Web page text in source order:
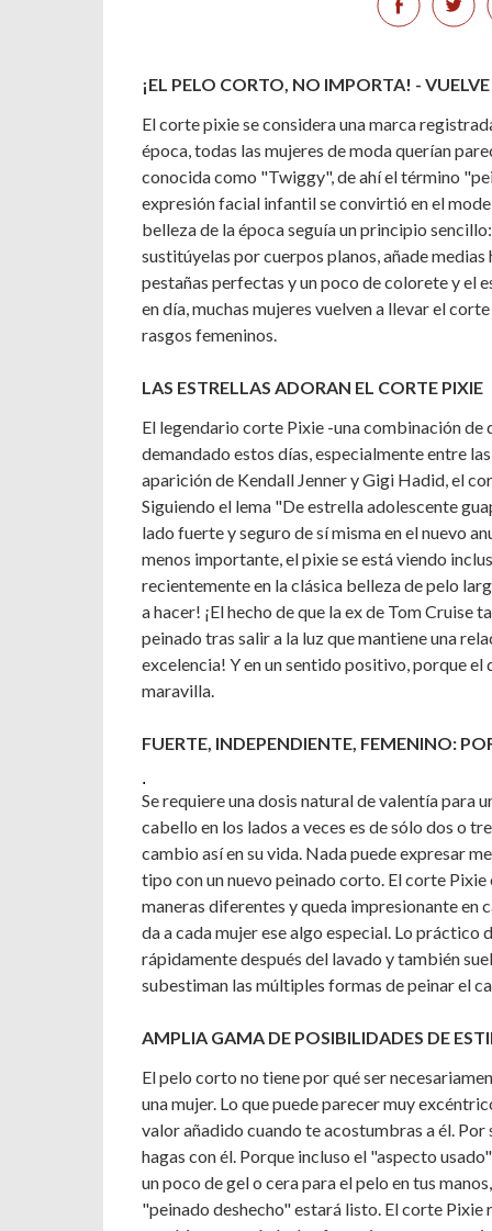
¡EL PELO CORTO, NO IMPORTA! -
El corte pixie se considera una marca
época, todas las mujeres de moda querían
conocida como "Twiggy", de ahí el término
expresión facial infantil se convirtió en el
belleza de la época seguía un principio
sustitúyelas por cuerpos planos, añade
pestañas perfectas y un poco de colorete y el
en día, muchas mujeres vuelven a llevar el
rasgos femeninos.
LAS ESTRELLAS ADORAN EL CORTE PIXIE
El legendario corte Pixie -una combinación
demandado estos días, especialmente entre
aparición de Kendall Jenner y Gigi Hadid, el
Siguiendo el lema "De estrella adolescente
lado fuerte y seguro de sí misma en el nuevo
menos importante, el pixie se está viendo
recientemente en la clásica belleza de pelo
a hacer! ¡El hecho de que la ex de Tom
peinado tras salir a la luz que mantiene una
excelencia! Y en un sentido positivo, porque
maravilla.
FUERTE, INDEPENDIENTE, FEMENINO:
.
Se requiere una dosis natural de valentía para
cabello en los lados a veces es de sólo dos o
cambio así en su vida. Nada puede expresar
tipo con un nuevo peinado corto. El corte
maneras diferentes y queda impresionante en
da a cada mujer ese algo especial. Lo práctico
rápidamente después del lavado y también
subestiman las múltiples formas de peinar el
AMPLIA GAMA DE POSIBILIDADES DE
El pelo corto no tiene por qué ser
una mujer. Lo que puede parecer muy
valor añadido cuando te acostumbras a él.
hagas con él. Porque incluso el "aspecto
un poco de gel o cera para el pelo en tus
"peinado deshecho" estará listo. El corte